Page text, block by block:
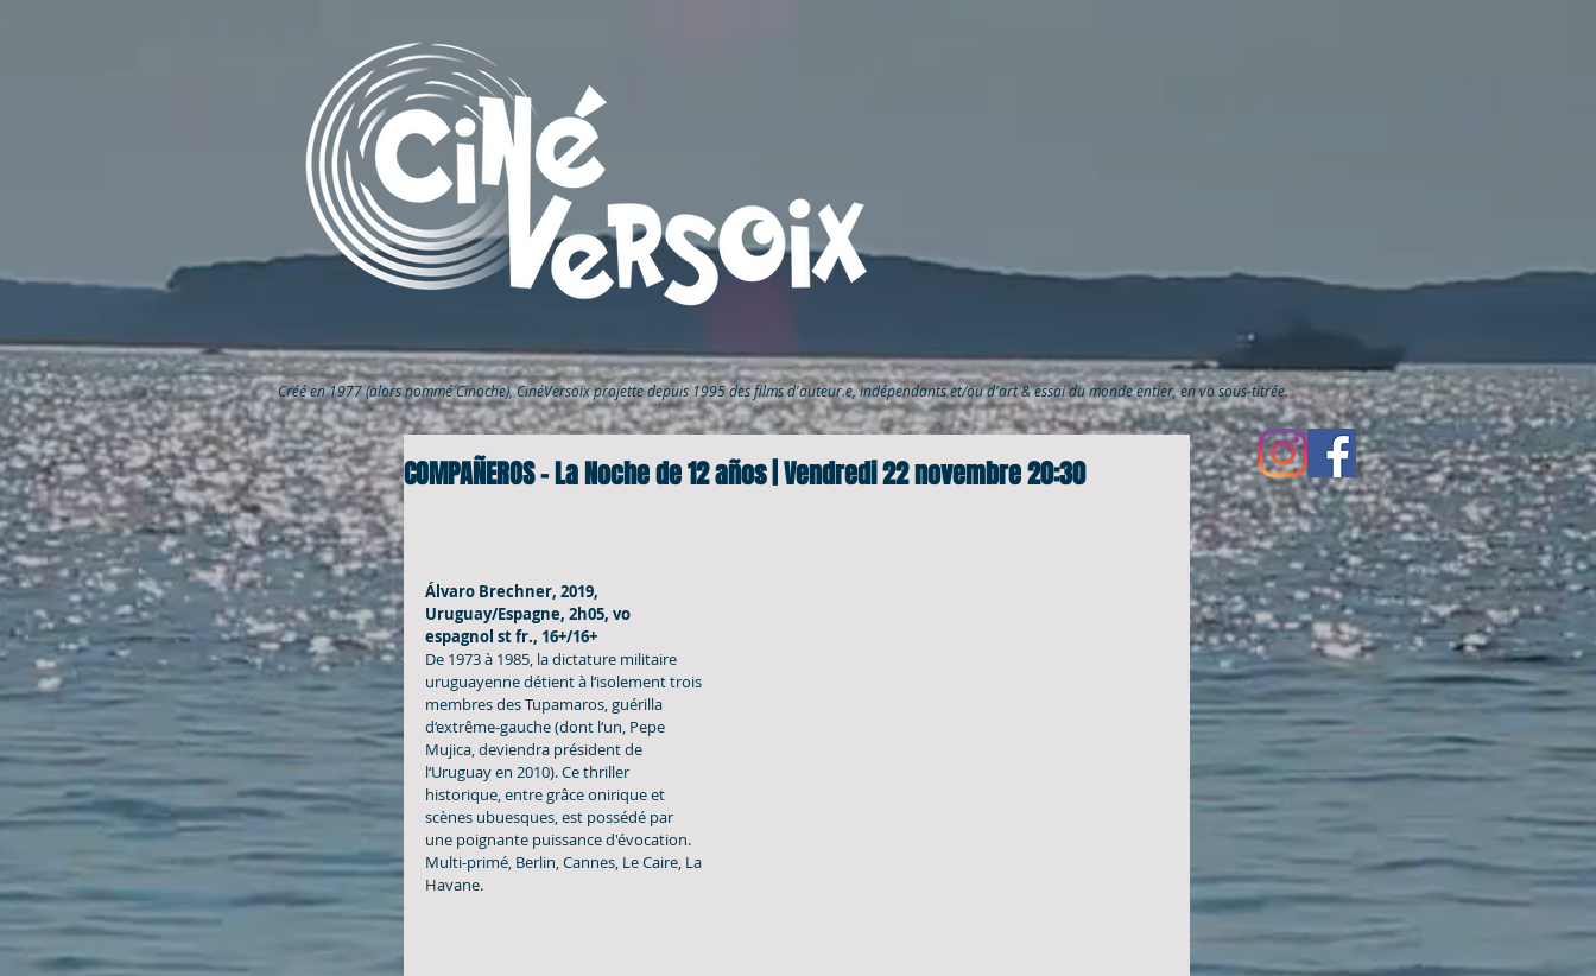
COMPAÑEROS - La Noche de 12 años | Vendredi 22 novembre 20:30
Álvaro Brechner, 2019,
Uruguay/Espagne, 2h05, vo
espagnol st fr., 16+/16+
De 1973 à 1985, la dictature militaire
uruguayenne détient à l‘isolement trois
membres des Tupamaros, guérilla
d‘extrême-gauche (dont l‘un, Pepe
Mujica, deviendra président de
l‘Uruguay en 2010). Ce thriller
historique, entre grâce onirique et
scènes ubuesques, est possédé par
une poignante puissance d'évocation.
Multi-primé, Berlin, Cannes, Le Caire, La
Havane.
Créé en 1977 (alors nommé Cinoche), CinéVersoixprojette depuis 1995 des films d'auteur.e, indépendants et/ou d'art & essai du monde entier, en vo sous-titrée.